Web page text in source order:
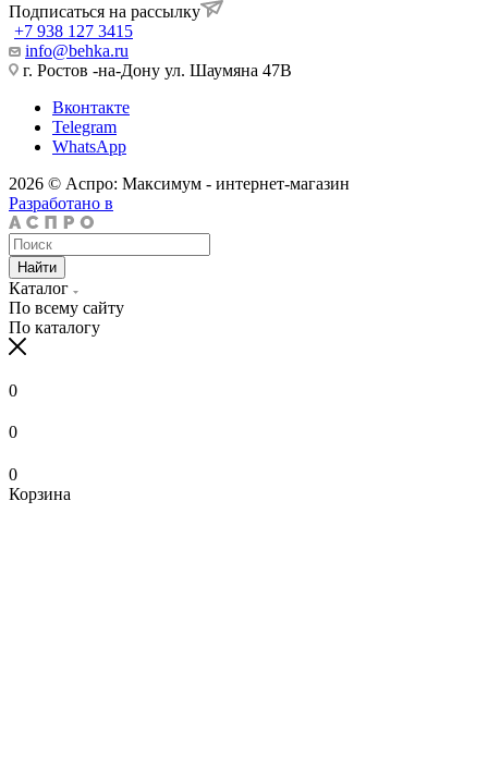
Подписаться на рассылку
+7 938 127 3415
info@behka.ru
г. Ростов -на-Дону ул. Шаумяна 47В
Вконтакте
Telegram
WhatsApp
2026 © Аспро: Максимум - интернет-магазин
Разработано в
Найти
Каталог
По всему сайту
По каталогу
0
0
0
Корзина